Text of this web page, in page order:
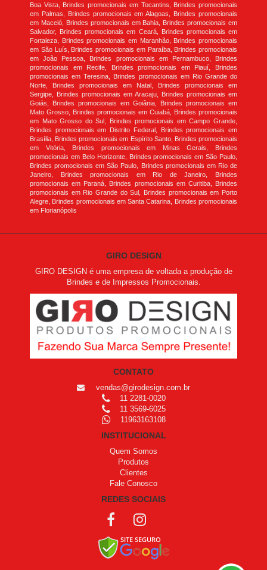
Boa Vista, Brindes promocionais em Tocantins, Brindes promocionais
em Palmas, Brindes promocionais em Alagoas, Brindes promocionais
em Maceió, Brindes promocionais em Bahia, Brindes promocionais em
Salvador, Brindes promocionais em Ceará, Brindes promocionais em
Fortaleza, Brindes promocionais em Maranhão, Brindes promocionais
em São Luís, Brindes promocionais em Paraíba, Brindes promocionais
em João Pessoa, Brindes promocionais em Pernambuco, Brindes
promocionais em Recife, Brindes promocionais em Piauí, Brindes
promocionais em Teresina, Brindes promocionais em Rio Grande do
Norte, Brindes promocionais em Natal, Brindes promocionais em
Sergipe, Brindes promocionais em Aracaju, Brindes promocionais em
Goiás, Brindes promocionais em Goiânia, Brindes promocionais em
Mato Grosso, Brindes promocionais em Cuiabá, Brindes promocionais
em Mato Grosso do Sul, Brindes promocionais em Campo Grande,
Brindes promocionais em Distrito Federal, Brindes promocionais em
Brasília, Brindes promocionais em Espírito Santo, Brindes promocionais
em Vitória, Brindes promocionais em Minas Gerais, Brindes
promocionais em Belo Horizonte, Brindes promocionais em São Paulo,
Brindes promocionais em São Paulo, Brindes promocionais em Rio de
Janeiro, Brindes promocionais em Rio de Janeiro, Brindes
promocionais em Paraná, Brindes promocionais em Curitiba, Brindes
promocionais em Rio Grande do Sul, Brindes promocionais em Porto
Alegre, Brindes promocionais em Santa Catarina, Brindes promocionais
em Florianópolis
GIRO DESIGN
GIRO DESIGN é uma empresa de voltada a produção de
Brindes e de Impressos Promocionais.
CONTATO
vendas@girodesign.com.br
11 2281-0020
11 3569-6025
11963163108
INSTITUCIONAL
Quem Somos
Produtos
Clientes
Fale Conosco
REDES SOCIAIS